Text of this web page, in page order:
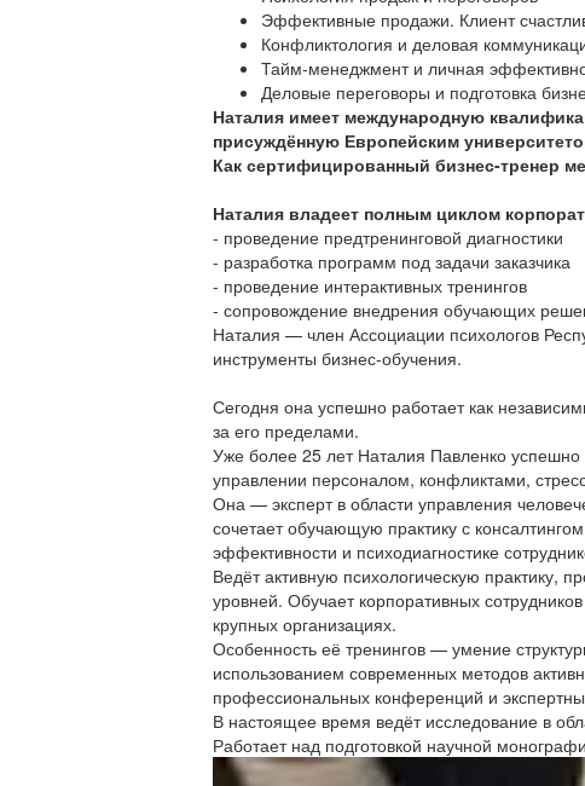
Эффективные продажи. Клиент
Конфликтология и деловая
Тайм-менеджмент и личная
Деловые переговоры и подготовка
Наталия имеет международную
присуждённую Европейским
Как сертифицированный бизнес-тренер
Наталия владеет полным циклом
- проведение предтренинговой диагностики
- разработка программ под задачи заказчика
- проведение интерактивных тренингов
- сопровождение внедрения обучающих
Наталия — член Ассоциации психологов
инструменты бизнес-обучения.
Сегодня она успешно работает как
за его пределами.
Уже более 25 лет Наталия Павленко успешно
управлении персоналом, конфликтами,
Она — эксперт в области управления
сочетает обучающую практику с
эффективности и психодиагностике
Ведёт активную психологическую практику,
уровней. Обучает корпоративных
крупных организациях.
Особенность её тренингов — умение
использованием современных методов
профессиональных конференций и
В настоящее время ведёт исследование в
Работает над подготовкой научной